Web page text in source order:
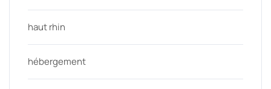
haut rhin
hébergement